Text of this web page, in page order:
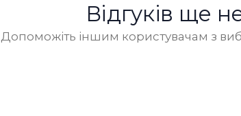
Відгуків ще
Допоможіть іншим користувачам з